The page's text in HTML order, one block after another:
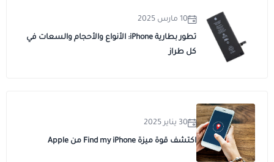
10 مارس 2025
تطور بطارية iPhone: الأنواع والأحجام والسعات في
كل طراز
30 يناير 2025
اكتشف قوة ميزة Find my iPhone من Apple